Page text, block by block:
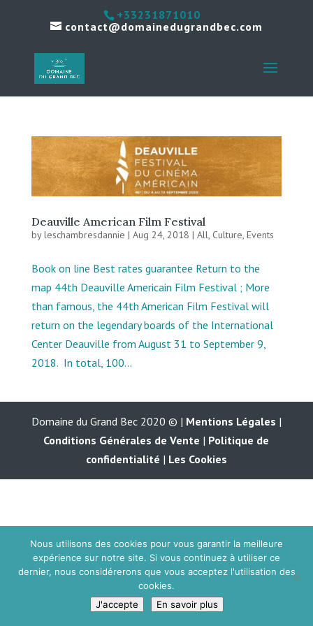
+33231871010
contact@domainedugrandbec.com
Deauville American Film Festival
byleschambresdannie | Aug 24, 2018 | All, Culture, Events
Book on line Best rates guarantee Return to the
map 44th Deauville Americain Film Festival ; More
than famous, the 44th American Film Festival will
return on the legendary boards of the International
Center Deauville from August 31 to September 9,
2018. In total, 100...
Domaine du Grand Bec 2020 © | Mentions Légales |
Conditions Générales de Vente | Politique de
confidentialité | Les Cookies
Nous utilisons des cookies pour vous garantir la meilleure
expérience sur notre site. Si vous continuez à utiliser ce
dernier, nous considérerons que vous acceptez l'utilisation des
cookies.
J'accepte
En savoir plus